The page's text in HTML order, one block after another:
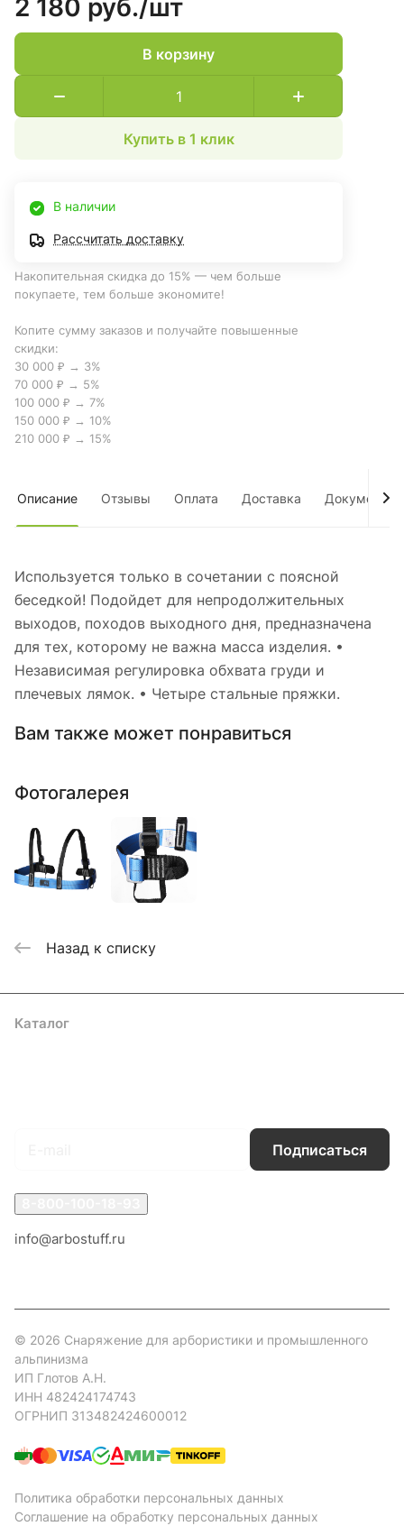
2 180 руб./шт
В корзину
Купить в 1 клик
В наличии
Рассчитать доставку
Накопительная скидка до 15% — чем больше
покупаете, тем больше экономите!
Копите сумму заказов и получайте повышенные
скидки:
30 000 ₽ → 3%
70 000 ₽ → 5%
100 000 ₽ → 7%
150 000 ₽ → 10%
210 000 ₽ → 15%
Описание Отзывы Оплата Доставка Документы
Используется только в сочетании с поясной
беседкой! Подойдет для непродолжительных
выходов, походов выходного дня, предназначена
для тех, которому не важна масса изделия. •
Независимая регулировка обхвата груди и
плечевых лямок. • Четыре стальные пряжки.
Вам также может понравиться
Фотогалерея
Назад к списку
Каталог
Подписаться
info@arbostuff.ru
© 2026 Снаряжение для арбористики и промышленного
альпинизма
ИП Глотов А.Н.
ИНН 482424174743
ОГРНИП 313482424600012
Политика обработки персональных данных
Соглашение на обработку персональных данных